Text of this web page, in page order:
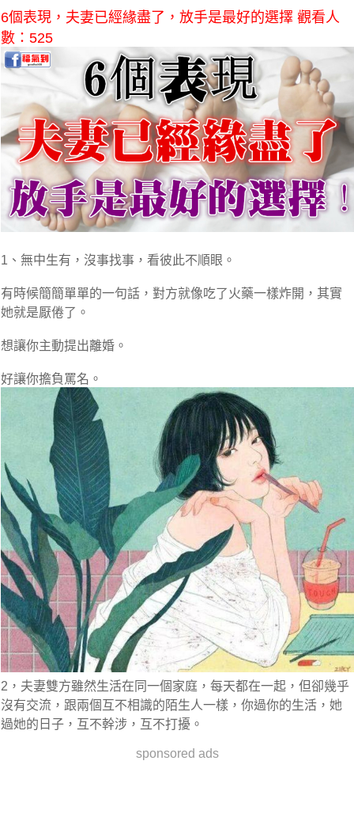
6個表現，夫妻已經緣盡了，放手是最好的選擇 觀看人
數：525
1、無中生有，沒事找事，看彼此不順眼。
有時候簡簡單單的一句話，對方就像吃了火藥一樣炸開，其實
她就是厭倦了。
想讓你主動提出離婚。
好讓你擔負罵名。
2，夫妻雙方雖然生活在同一個家庭，每天都在一起，但卻幾乎
沒有交流，跟兩個互不相識的陌生人一樣，你過你的生活，她
過她的日子，互不幹涉，互不打擾。
sponsored ads